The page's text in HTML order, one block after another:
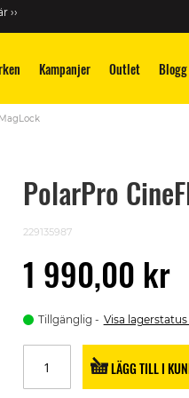
››
Kampanjer Outlet Blogg
PolarPro
229135987
1 990,00 kr
Tillgänglig Visa
LÄGG TILL I